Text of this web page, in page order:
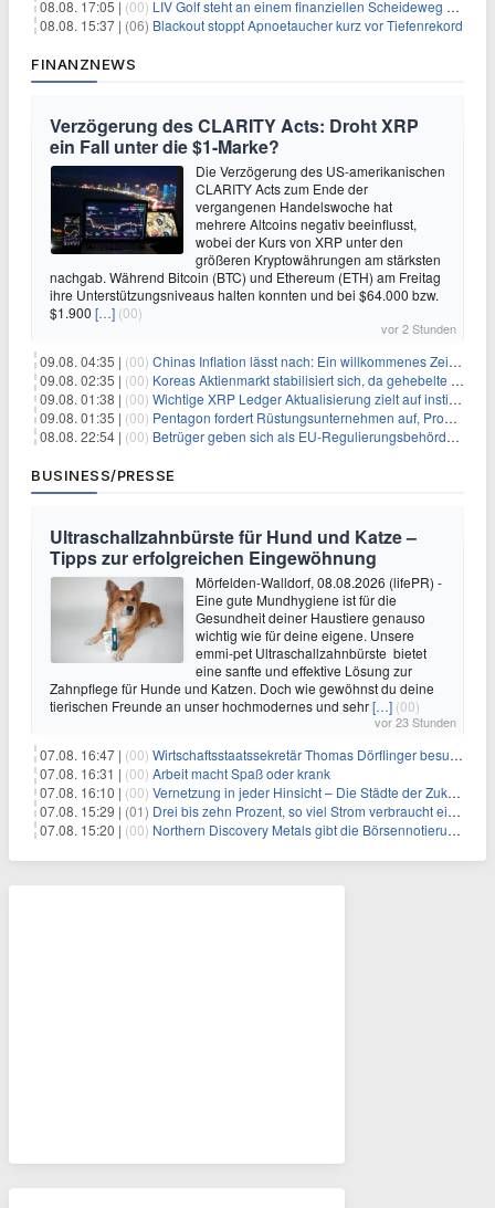
08.08. 17:05 | (00) LIV Golf steht an einem finanziellen Scheideweg auf der Suche nach neuen Investitionen
08.08. 15:37 | (06) Blackout stoppt Apnoetaucher kurz vor Tiefenrekord
FINANZNEWS
Verzögerung des CLARITY Acts: Droht XRP
ein Fall unter die $1-Marke?
Die Verzögerung des US-amerikanischen
CLARITY Acts zum Ende der
vergangenen Handelswoche hat
mehrere Altcoins negativ beeinflusst,
wobei der Kurs von XRP unter den
größeren Kryptowährungen am stärksten
nachgab. Während Bitcoin (BTC) und Ethereum (ETH) am Freitag
ihre Unterstützungsniveaus halten konnten und bei $64.000 bzw.
$1.900 […] (00)
vor 2 Stunden
09.08. 04:35 | (00) Chinas Inflation lässt nach: Ein willkommenes Zeichen für Investoren angesichts der Folgen des Öl-Schocks
09.08. 02:35 | (00) Koreas Aktienmarkt stabilisiert sich, da gehebelte Positionen abgebaut werden
09.08. 01:38 | (00) Wichtige XRP Ledger Aktualisierung zielt auf institutionelle Akzeptanz ab
09.08. 01:35 | (00) Pentagon fordert Rüstungsunternehmen auf, Produktion angesichts eskalierender globaler Spannungen zu steigern
08.08. 22:54 | (00) Betrüger geben sich als EU-Regulierungsbehörden aus, um Krypto-Nutzer nach MiCA-Deadline ins Visier zu nehmen
BUSINESS/PRESSE
Ultraschallzahnbürste für Hund und Katze –
Tipps zur erfolgreichen Eingewöhnung
Mörfelden-Walldorf, 08.08.2026 (lifePR) -
Eine gute Mundhygiene ist für die
Gesundheit deiner Haustiere genauso
wichtig wie für deine eigene. Unsere
emmi-pet Ultraschallzahnbürste bietet
eine sanfte und effektive Lösung zur
Zahnpflege für Hunde und Katzen. Doch wie gewöhnst du deine
tierischen Freunde an unser hochmodernes und sehr[…] (00)
vor 23 Stunden
07.08. 16:47 | (00) Wirtschaftsstaatssekretär Thomas Dörflinger besucht Handwerksbetrieb im Kammerbezirk Freiburg
07.08. 16:31 | (00) Arbeit macht Spaß oder krank
07.08. 16:10 | (00) Vernetzung in jeder Hinsicht – Die Städte der Zukunft sind grün-blau
07.08. 15:29 | (01) Drei bis zehn Prozent, so viel Strom verbraucht ein Aufzug im Gebäude
07.08. 15:20 | (00) Northern Discovery Metals gibt die Börsennotierung an der Frankfurter Wertpapierbörse bekannt